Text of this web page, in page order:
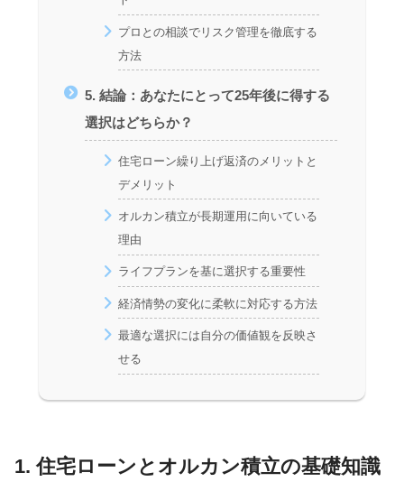
プロとの相談でリスク管理を徹底する
方法
5. 結論：あなたにとって25年後に得する
選択はどちらか？
住宅ローン繰り上げ返済のメリットと
デメリット
オルカン積立が長期運用に向いている
理由
ライフプランを基に選択する重要性
経済情勢の変化に柔軟に対応する方法
最適な選択には自分の価値観を反映さ
せる
1. 住宅ローンとオルカン積立の基礎知識